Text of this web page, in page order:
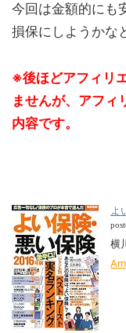
今回は金額的にも
損保にしようかな
※後ほどアフィリ
ませんが、アフィ
内容です。
よ
横